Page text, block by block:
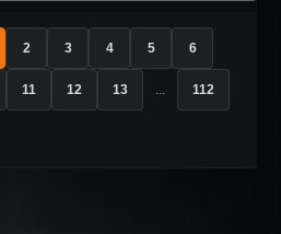
2 3 4 5 6
11 12 13 ... 112